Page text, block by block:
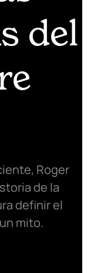
del
Roger
de la
definir el
mito.